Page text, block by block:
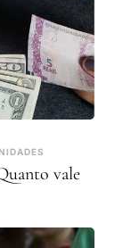
vale